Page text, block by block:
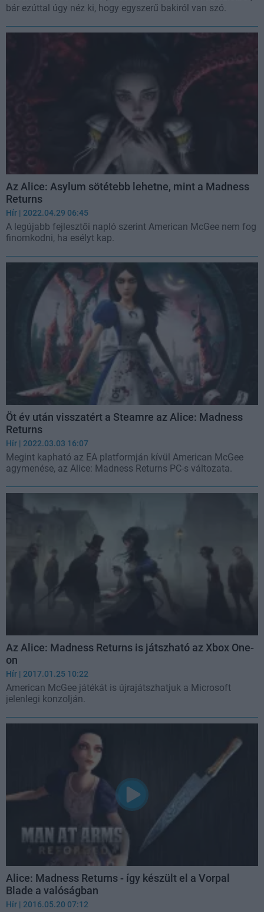
bár ezúttal úgy néz ki, hogy egyszerű bakiról van szó.
Az Alice: Asylum sötétebb lehetne, mint a Madness
Returns
Hír | 2022.04.29 06:45
A legújabb fejlesztői napló szerint American McGee nem fog
finomkodni, ha esélyt kap.
Öt év után visszatért a Steamre az Alice: Madness
Returns
Hír | 2022.03.03 16:07
Megint kapható az EA platformján kívül American McGee
agymenése, az Alice: Madness Returns PC-s változata.
Az Alice: Madness Returns is játszható az Xbox One-
on
Hír | 2017.01.25 10:22
American McGee játékát is újrajátszhatjuk a Microsoft
jelenlegi konzolján.
Alice: Madness Returns - így készült el a Vorpal
Blade a valóságban
Hír | 2016.05.20 07:12